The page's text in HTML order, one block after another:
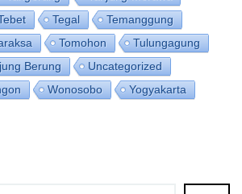
Tegal
Temanggung
Tomohon
Tulungagung
Berung
Uncategorized
Wonosobo Yogyakarta